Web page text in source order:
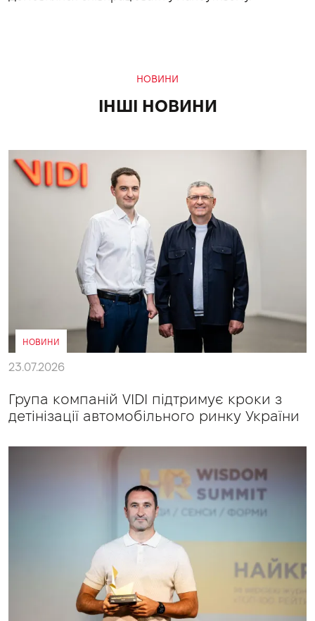
НОВИНИ
ІНШІ НОВИНИ
НОВИНИ
23.07.2026
Група компаній VIDI підтримує кроки з
детінізації автомобільного ринку України